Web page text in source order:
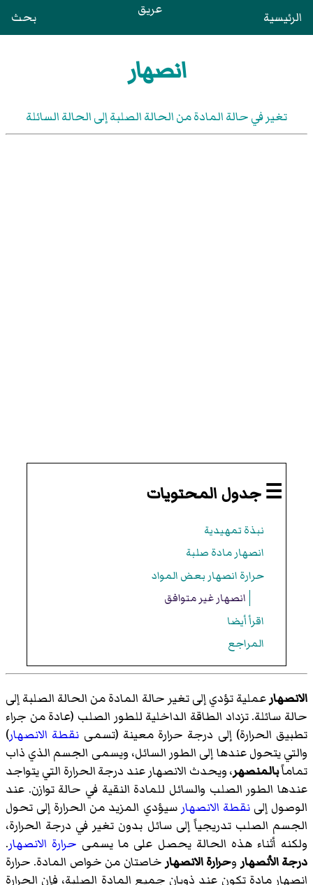
الرئيسية عريق بحث
انصهار
تغير في حالة المادة من الحالة الصلبة إلى الحالة السائلة
☰ جدول المحتويات
نبذة تمهيدية
انصهار مادة صلبة
حرارة انصهار بعض المواد
انصهار غير متوافق
اقرأ أيضا
المراجع
الانصهارعملية تؤدي إلى تغير حالة المادة من الحالة الصلبة إلى
حالة سائلة. تزداد الطاقة الداخلية للطور الصلب (عادة من جراء
تطبيق الحرارة) إلى درجة حرارة معينة (تسمى نقطة الانصهار)
والتي يتحول عندها إلى الطور السائل، ويسمى الجسم الذي ذاب
تماماًبالمنصهر، ويحدث الانصهار عند درجة الحرارة التي يتواجد
عندها الطور الصلب والسائل للمادة النقية في حالة توازن. عند
الوصول إلىنقطة الانصهار سيؤدي المزيد من الحرارة إلى تحول
الجسم الصلب تدريجياً إلى سائل بدون تغير في درجة الحرارة،
ولكنه أثناء هذه الحالة يحصل على ما يسمى حرارة الانصهار.
درجة الأنصهاروحرارة الانصهارخاصتان من خواص المادة. حرارة
انصهار مادة تكون عند ذوبان جميع المادة الصلبة، فإن الحرارة